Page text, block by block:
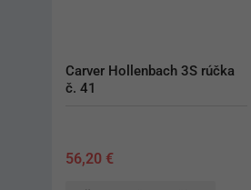
Carver Hollenbach 3S rúčka
č. 41
56,20 €